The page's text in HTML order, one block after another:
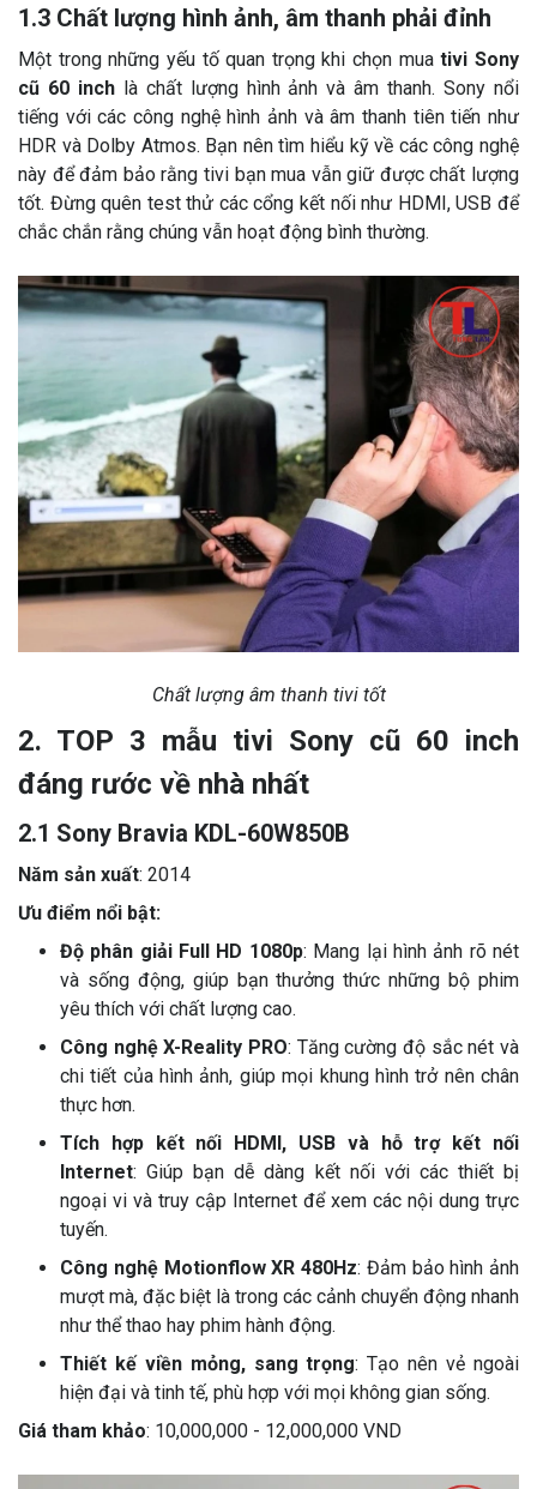
1.3 Chất lượng hình ảnh, âm thanh phải đỉnh
Một trong những yếu tố quan trọng khi chọn muativi Sony
cũ 60 inchlà chất lượng hình ảnh và âm thanh. Sony nổi
tiếng với các công nghệ hình ảnh và âm thanh tiên tiến như
HDR và Dolby Atmos. Bạn nên tìm hiểu kỹ về các công nghệ
này để đảm bảo rằng tivi bạn mua vẫn giữ được chất lượng
tốt. Đừng quên test thử các cổng kết nối như HDMI, USB để
chắc chắn rằng chúng vẫn hoạt động bình thường.
Chất lượng âm thanh tivi tốt
2. TOP 3 mẫu tivi Sony cũ 60 inch
đáng rước về nhà nhất
2.1 Sony Bravia KDL-60W850B
Năm sản xuất: 2014
Ưu điểm nổi bật:
Độ phân giải Full HD 1080p: Mang lại hình ảnh rõ nét
và sống động, giúp bạn thưởng thức những bộ phim
yêu thích với chất lượng cao.
Công nghệ X-Reality PRO: Tăng cường độ sắc nét và
chi tiết của hình ảnh, giúp mọi khung hình trở nên chân
thực hơn.
Tích hợp kết nối HDMI, USB và hỗ trợ kết nối
Internet: Giúp bạn dễ dàng kết nối với các thiết bị
ngoại vi và truy cập Internet để xem các nội dung trực
tuyến.
Công nghệ Motionflow XR 480Hz: Đảm bảo hình ảnh
mượt mà, đặc biệt là trong các cảnh chuyển động nhanh
như thể thao hay phim hành động.
Thiết kế viền mỏng, sang trọng: Tạo nên vẻ ngoài
hiện đại và tinh tế, phù hợp với mọi không gian sống.
Giá tham khảo: 10,000,000 - 12,000,000 VND